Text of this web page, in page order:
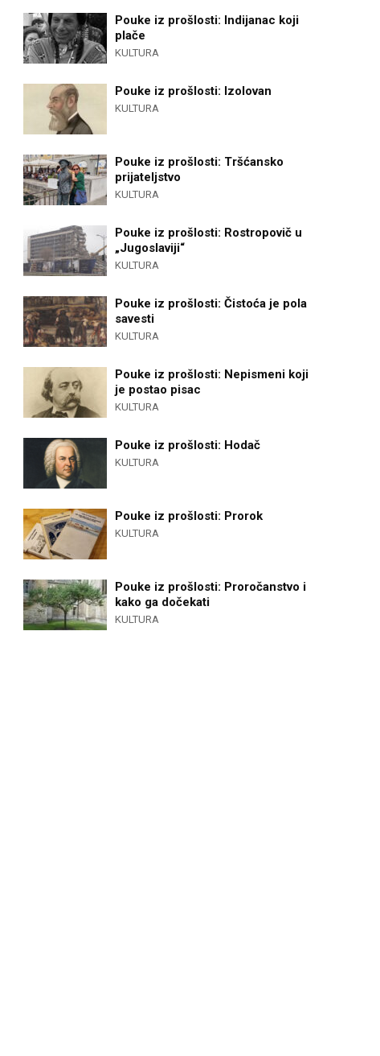
Pouke iz prošlosti: Indijanac koji
plače
KULTURA
Pouke iz prošlosti: Izolovan
KULTURA
Pouke iz prošlosti: Tršćansko
prijateljstvo
KULTURA
Pouke iz prošlosti: Rostropovič u
„Jugoslaviji“
KULTURA
Pouke iz prošlosti: Čistoća je pola
savesti
KULTURA
Pouke iz prošlosti: Nepismeni koji
je postao pisac
KULTURA
Pouke iz prošlosti: Hodač
KULTURA
Pouke iz prošlosti: Prorok
KULTURA
Pouke iz prošlosti: Proročanstvo i
kako ga dočekati
KULTURA